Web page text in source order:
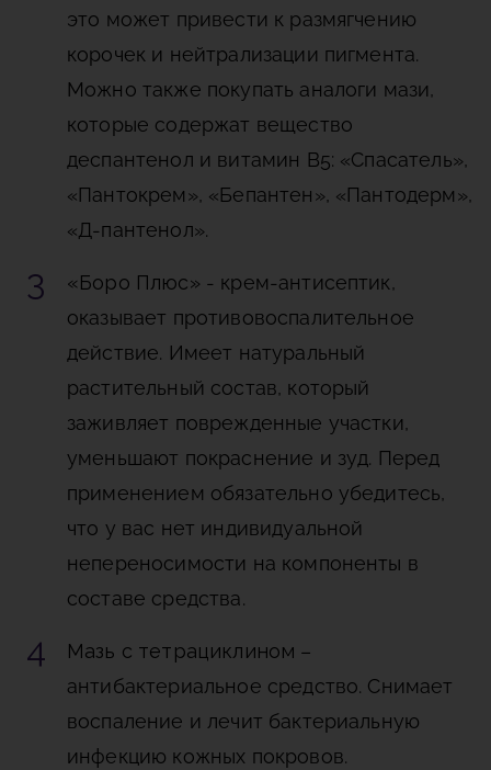
это может привести к размягчению
корочек и нейтрализации пигмента.
Можно также покупать аналоги мази,
которые содержат вещество
деспантенол и витамин В5: «Спасатель»,
«Пантокрем», «Бепантен», «Пантодерм»,
«Д-пантенол».
«Боро Плюс» - крем-антисептик,
оказывает противовоспалительное
действие. Имеет натуральный
растительный состав, который
заживляет поврежденные участки,
уменьшают покраснение и зуд. Перед
применением обязательно убедитесь,
что у вас нет индивидуальной
непереносимости на компоненты в
составе средства.
Мазь с тетрациклином –
антибактериальное средство. Снимает
воспаление и лечит бактериальную
инфекцию кожных покровов.